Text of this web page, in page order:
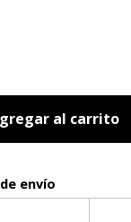
al carrito
envío